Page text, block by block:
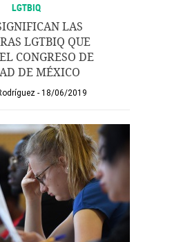
LGTBIQ
LAS
LGTBIQ QUE
CONGRESO DE
DE MÉXICO
18/06/2019